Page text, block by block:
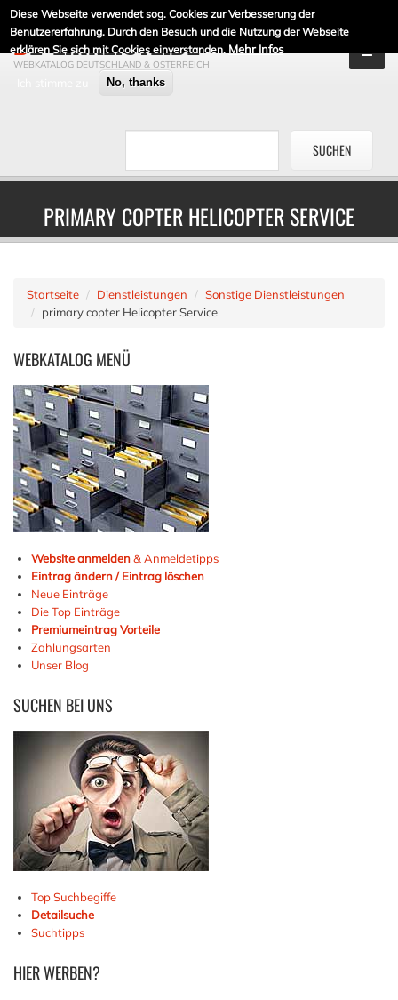
Diese Webseite verwendet sog. Cookies zur Verbesserung der
Benutzererfahrung. Durch den Besuch und die Nutzung der Webseite
erklären Sie sich mit Cookies einverstanden. Mehr Infos
No, thanks
DE-LINKLISTE.DE
WEBKATALOG DEUTSCHLAND & ÖSTERREICH
PRIMARY COPTER HELICOPTER SERVICE
Startseite Dienstleistungen
Sonstige Dienstleistungen
primary copter Helicopter Service
WEBKATALOG MENÜ
Website anmelden& Anmeldetipps
Eintrag ändern / Eintrag löschen
Neue Einträge
Die Top Einträge
Premiumeintrag Vorteile
Zahlungsarten
Unser Blog
SUCHEN BEI UNS
Top Suchbegiffe
Detailsuche
Suchtipps
HIERWERBEN?